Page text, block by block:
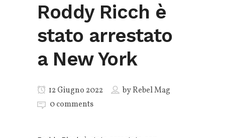
Roddy Ricch è
stato arrestato
a New York
12 Giugno 2022 byRebel Mag
0 comments